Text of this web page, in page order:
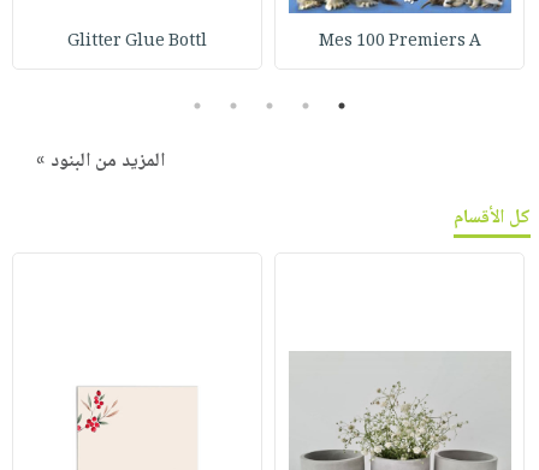
Mes 100 Premiers A
Glitter Glue Bottl
1
2
3
4
5
المزيد من البنود »
كل الأقسام